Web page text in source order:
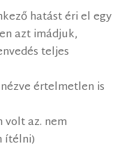
hatást éri el egy
azt imádjuk,
teljes
értelmetlen is
volt az. nem
ítélni)